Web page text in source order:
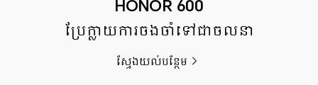
HONOR 600
ប្រែក្លាយការចងចាំទៅជាចលនា
ស្វែងយល់បន្ថែម